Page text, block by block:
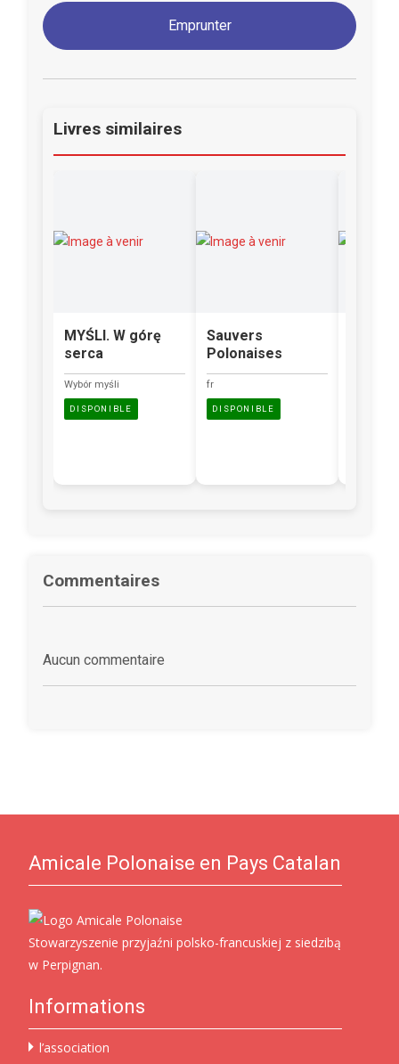
Emprunter
Livres similaires
MYŚLI. W górę
serca
Wybór myśli
DISPONIBLE
Sauvers
Polonaises
fr
DISPONIBLE
Commentaires
Aucun commentaire
Amicale Polonaise en Pays Catalan
Stowarzyszenie przyjaźni polsko-francuskiej z siedzibą
w Perpignan.
Informations
l’association